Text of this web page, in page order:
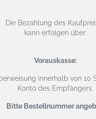
Die Bezahlung des
kann erfolgen über:
Vorauskasse:
innerhalb von 10
Konto des Empfängers.
Bitte Bestellnummer